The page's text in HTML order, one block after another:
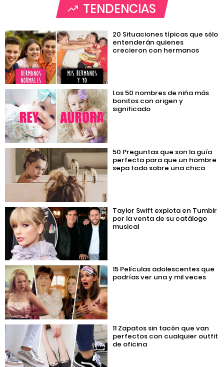
TENDENCIAS
20 Situaciones típicas que sólo
entenderán quienes
crecieron con hermanos
Los 50 nombres de niña más
bonitos con origen y
significado
50 Preguntas que son la guía
perfecta para que un hombre
sepa todo sobre una chica
Taylor Swift explota en Tumblr
por la venta de su catálogo
musical
15 Películas adolescentes que
podrías ver una y mil veces
11 Zapatos sin tacón que van
perfectos con cualquier outfit
de oficina